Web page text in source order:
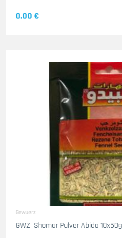
0.00 €
Gewuerz
GWZ. Shomar Pulver Abido 10x50g